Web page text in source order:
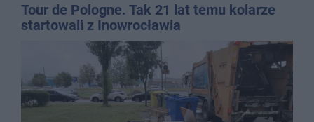
Tour de Pologne. Tak 21 lat temu kolarze
startowali z Inowrocławia